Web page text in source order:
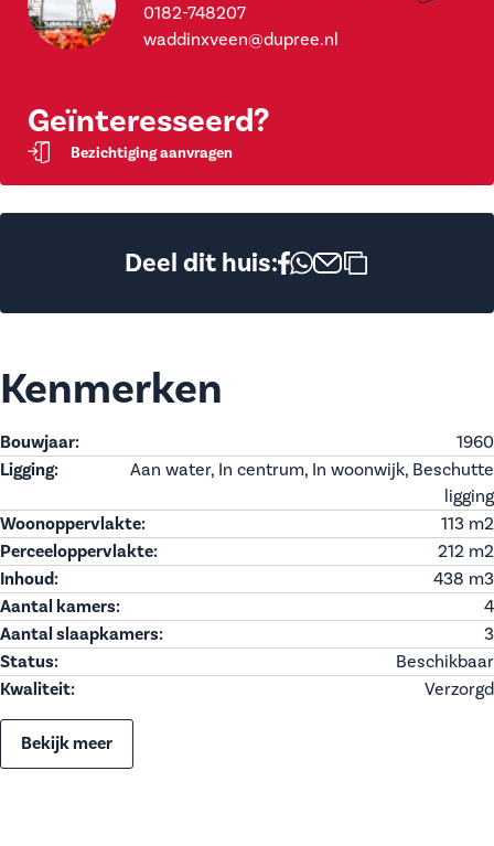
0182-748207
waddinxveen@dupree.nl
Geïnteresseerd?
Bezichtiging aanvragen
Deel dit huis:
Kenmerken
Bouwjaar: 1960
Ligging:
Aan water, In centrum, In woonwijk, Beschutte
ligging
Woonoppervlakte: 113 m2
Perceeloppervlakte: 212 m2
Inhoud: 438 m3
Aantal kamers: 4
Aantal slaapkamers: 3
Status: Beschikbaar
Kwaliteit: Verzorgd
Bekijk meer